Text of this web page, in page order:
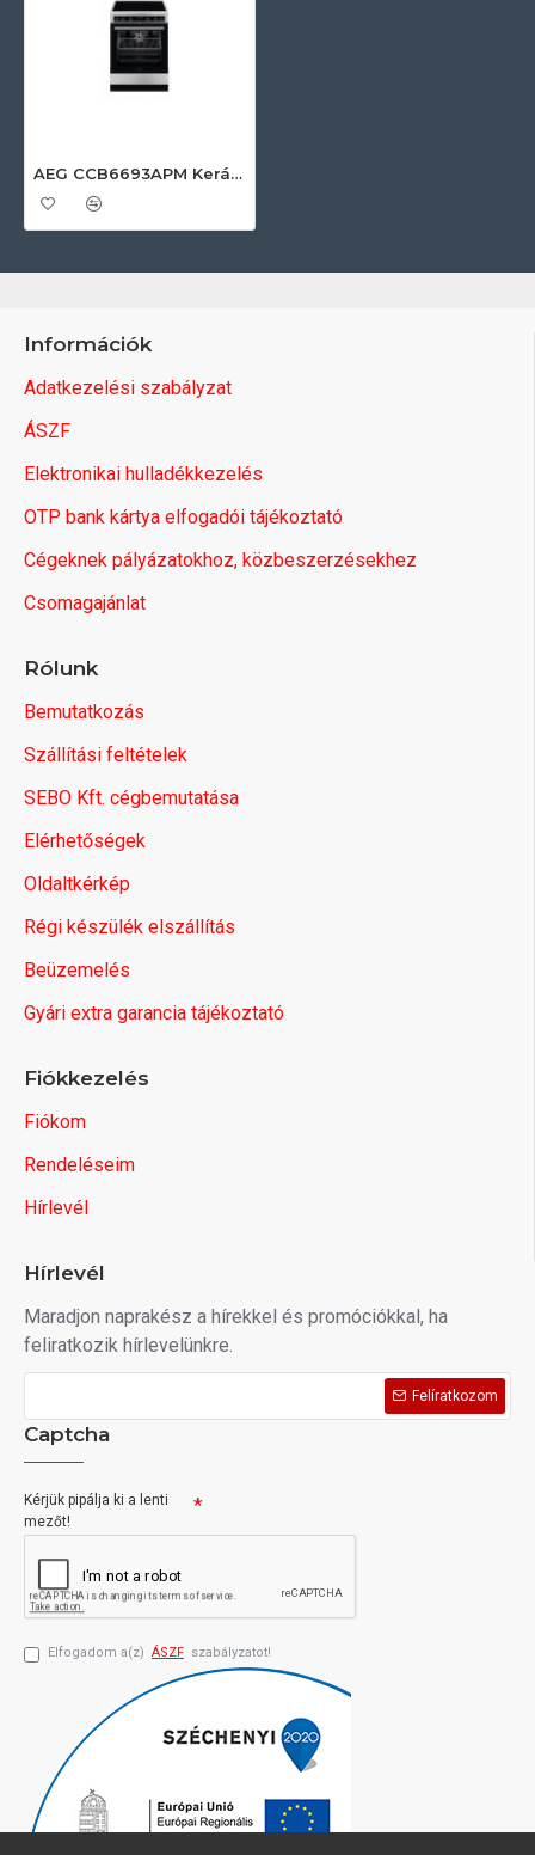
AEG CCB6693APM Kerámia tűzhely
Információk
Adatkezelési szabályzat
ÁSZF
Elektronikai hulladékkezelés
OTP bank kártya elfogadói tájékoztató
Cégeknek pályázatokhoz, közbeszerzésekhez
Csomagajánlat
Rólunk
Bemutatkozás
Szállítási feltételek
SEBO Kft. cégbemutatása
Elérhetőségek
Oldaltkérkép
Régi készülék elszállítás
Beüzemelés
Gyári extra garancia tájékoztató
Fiókkezelés
Fiókom
Rendeléseim
Hírlevél
Hírlevél
Maradjon naprakész a hírekkel és promóciókkal, ha
feliratkozik hírlevelünkre.
Felíratkozom
Captcha
Kérjük pipálja ki a lenti
mezőt!
Elfogadom a(z) ÁSZF szabályzatot!